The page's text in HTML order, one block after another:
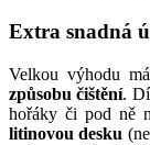
Extra snadná
Velkou výhodu
způsobu čištění.
hořáky či pod ně
litinovou desku